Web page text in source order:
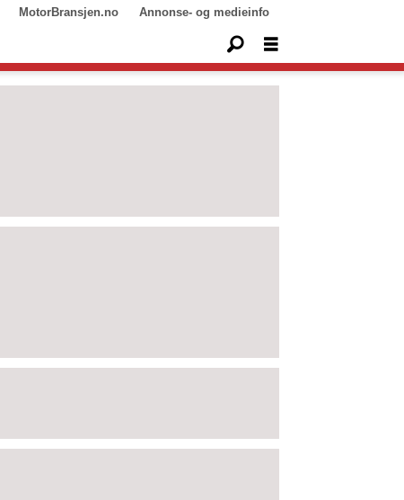
MotorBransjen.no Annonse- og medieinfo